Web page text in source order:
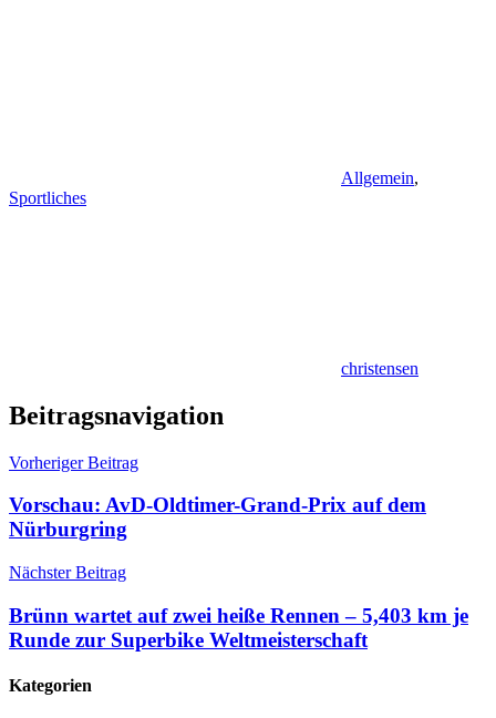
Allgemein,
Sportliches
christensen
Beitragsnavigation
Vorheriger Beitrag
Vorschau: AvD-Oldtimer-Grand-Prix auf dem
Nürburgring
Nächster Beitrag
Brünn wartet auf zwei heiße Rennen – 5,403 km je
Runde zur Superbike Weltmeisterschaft
Kategorien